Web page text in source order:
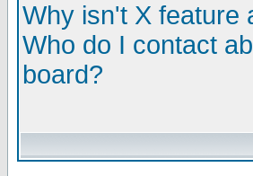
Why isn't X feature
Who do I contact
board?